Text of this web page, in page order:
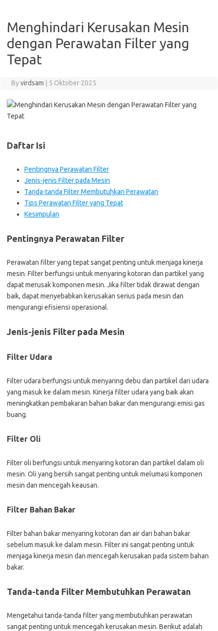
Menghindari Kerusakan Mesin
dengan Perawatan Filter yang
Tepat
Byvirdsam 5 Oktober 2025
Daftar Isi
Pentingnya Perawatan Filter
Jenis-jenis Filter pada Mesin
Tanda-tanda Filter Membutuhkan Perawatan
Tips Perawatan Filter yang Tepat
Kesimpulan
Pentingnya Perawatan Filter
Perawatan filter yang tepat sangat penting untuk menjaga kinerja
mesin. Filter berfungsi untuk menyaring kotoran dan partikel yang
dapat merusak komponen mesin. Jika filter tidak dirawat dengan
baik, dapat menyebabkan kerusakan serius pada mesin dan
mengurangi efisiensi operasional.
Jenis-jenis Filter pada Mesin
Filter Udara
Filter udara berfungsi untuk menyaring debu dan partikel dari udara
yang masuk ke dalam mesin. Kinerja filter udara yang baik akan
meningkatkan pembakaran bahan bakar dan mengurangi emisi gas
buang.
Filter Oli
Filter oli berfungsi untuk menyaring kotoran dan partikel dalam oli
mesin. Oli yang bersih sangat penting untuk melumasi komponen
mesin dan mencegah keausan.
Filter Bahan Bakar
Filter bahan bakar menyaring kotoran dan air dari bahan bakar
sebelum masuk ke dalam mesin. Filter ini sangat penting untuk
menjaga kinerja mesin dan mencegah kerusakan pada sistem bahan
bakar.
Tanda-tanda Filter Membutuhkan Perawatan
Mengetahui tanda-tanda filter yang membutuhkan perawatan
sangat penting untuk mencegah kerusakan mesin. Berikut adalah